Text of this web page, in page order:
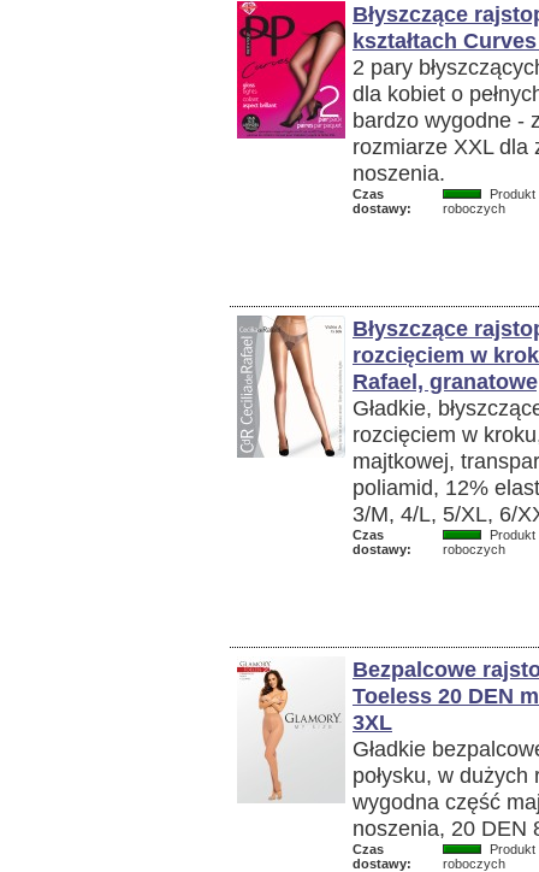
Błyszczące
kształtach
2 pary
dla kobiet o
bardzo wygodne -
rozmiarze XXL dla
noszenia.
Czas
dostawy:
roboczych
Błyszczące
rozcięciem w
Rafael,
Gładkie,
rozcięciem w
majtkowej,
poliamid, 12%
3/M, 4/L, 5/XL, 6/
Czas
dostawy:
roboczych
Bezpalcowe
Toeless 20 DEN
3XL
Gładkie
połysku, w
wygodna część
noszenia, 20 DEN
Czas
dostawy:
roboczych